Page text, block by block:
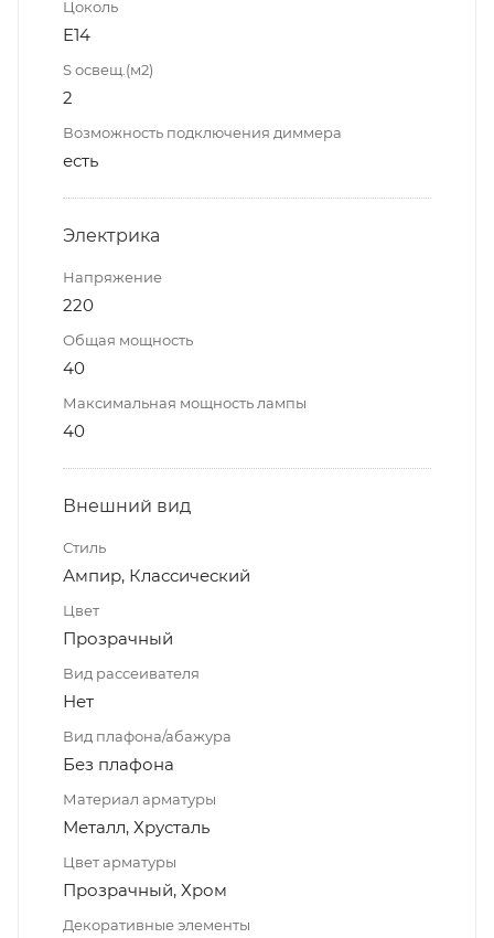
Цоколь
E14
S освещ.(м2)
2
Возможность подключения диммера
есть
Электрика
Напряжение
220
Общая мощность
40
Максимальная мощность лампы
40
Внешний вид
Стиль
Ампир, Классический
Цвет
Прозрачный
Вид рассеивателя
Нет
Вид плафона/абажура
Без плафона
Материал арматуры
Металл, Хрусталь
Цвет арматуры
Прозрачный, Хром
Декоративные элементы